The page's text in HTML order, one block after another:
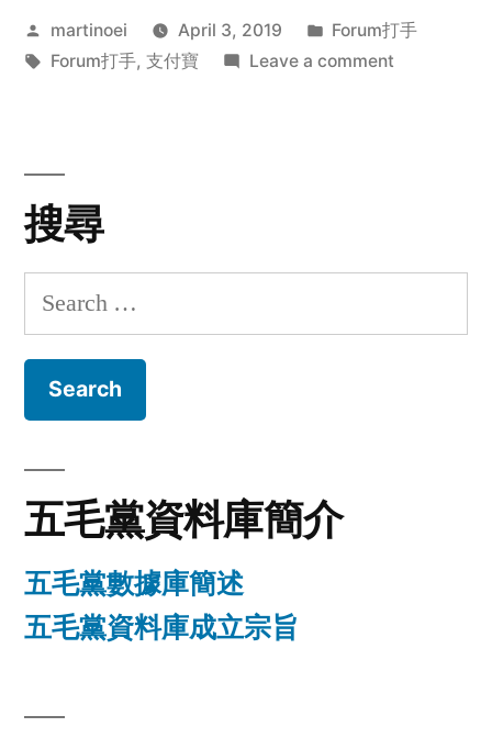
Posted
by
martinoei April 3, 2019
Posted
in
Forum打手
Tags:
Forum打手, 支付寶 Leave a commenton
搜尋
Search
for:
五毛黨資料庫簡介
五毛黨數據庫簡述
五毛黨資料庫成立宗旨